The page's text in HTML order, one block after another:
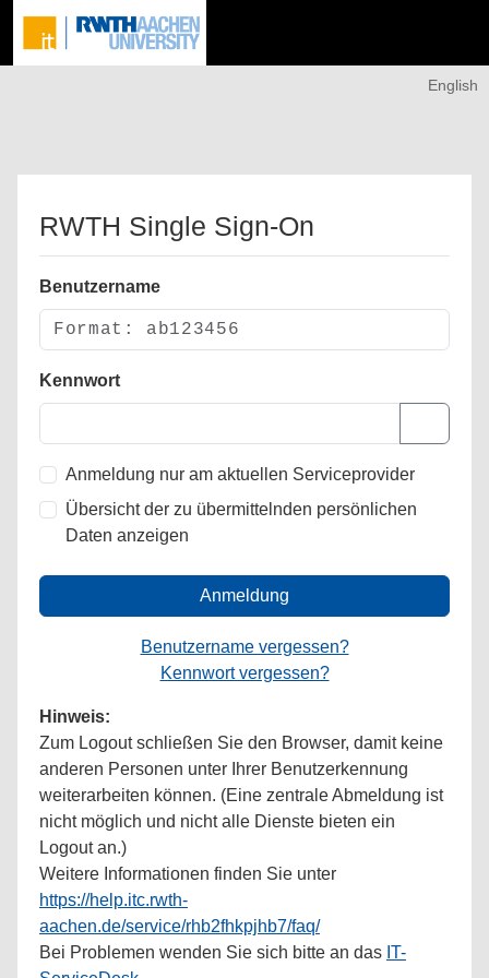
English
RWTH Single Sign-On
Benutzername
Kennwort
Anmeldung nur am aktuellen Serviceprovider
Übersicht der zu übermittelnden persönlichen
Daten anzeigen
Anmeldung
Benutzername vergessen?
Kennwort vergessen?
Hinweis:
Zum Logout schließen Sie den Browser, damit keine
anderen Personen unter Ihrer Benutzerkennung
weiterarbeiten können. (Eine zentrale Abmeldung ist
nicht möglich und nicht alle Dienste bieten ein
Logout an.)
Weitere Informationen finden Sie unter
https://help.itc.rwth-
aachen.de/service/rhb2fhkpjhb7/faq/
Bei Problemen wenden Sie sich bitte an das IT-